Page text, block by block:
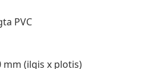
PVC
mm (ilgis x plotis)